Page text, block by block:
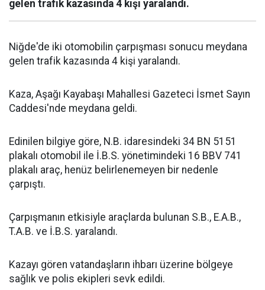
gelen trafik kazasında 4 kişi yaralandı.
Niğde'de iki otomobilin çarpışması sonucu meydana
gelen trafik kazasında 4 kişi yaralandı.
Kaza, Aşağı Kayabaşı Mahallesi Gazeteci İsmet Sayın
Caddesi'nde meydana geldi.
Edinilen bilgiye göre, N.B. idaresindeki 34 BN 5151
plakalı otomobil ile İ.B.S. yönetimindeki 16 BBV 741
plakalı araç, henüz belirlenemeyen bir nedenle
çarpıştı.
Çarpışmanın etkisiyle araçlarda bulunan S.B., E.A.B.,
T.A.B. ve İ.B.S. yaralandı.
Kazayı gören vatandaşların ihbarı üzerine bölgeye
sağlık ve polis ekipleri sevk edildi.